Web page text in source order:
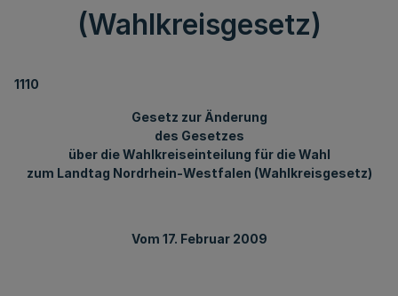
(Wahlkreisgesetz)
1110
Gesetz zur Änderung
des Gesetzes
über die Wahlkreiseinteilung für die Wahl
zum Landtag Nordrhein-Westfalen (Wahlkreisgesetz)
Vom 17. Februar 2009